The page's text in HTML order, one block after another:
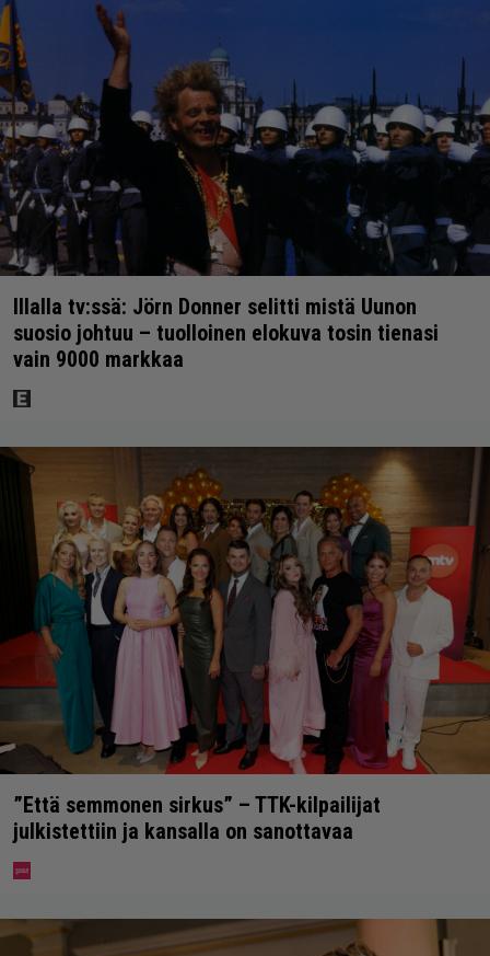
Illalla tv:ssä: Jörn Donner selitti mistä Uunon
suosio johtuu – tuolloinen elokuva tosin tienasi
vain 9000 markkaa
”Että semmonen sirkus” – TTK-kilpailijat
julkistettiin ja kansalla on sanottavaa